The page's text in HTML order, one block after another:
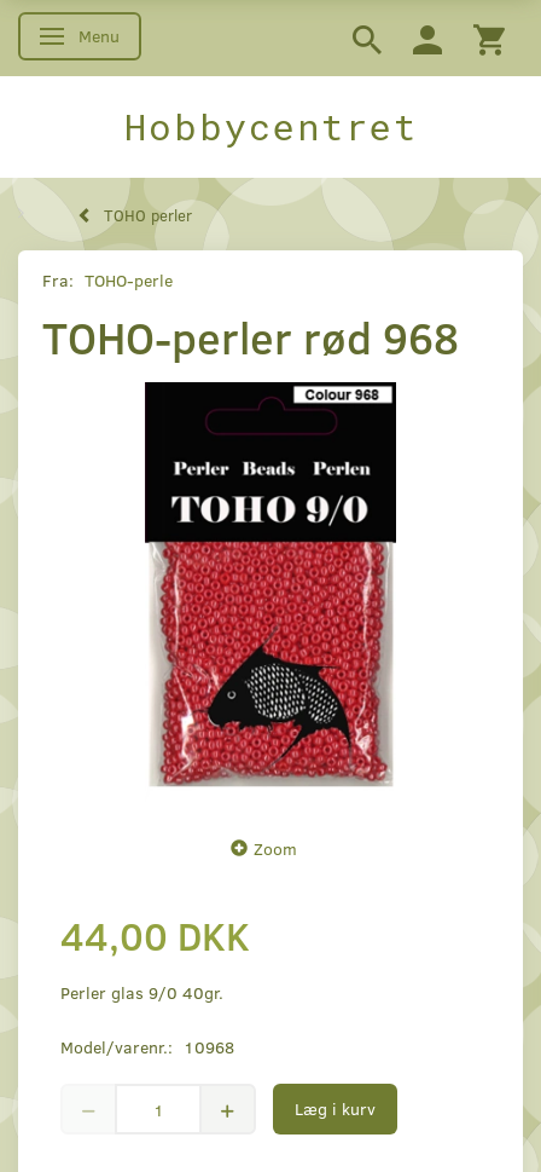
Skifte navigation
Menu
Hobbycentret
TOHO perler
Fra: TOHO-perle
TOHO-perler rød 968
Zoom
44,00 DKK
Perler glas 9/0 40gr.
Model/varenr.: 10968
Læg i kurv